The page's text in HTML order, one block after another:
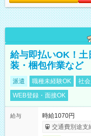
給与即払いOK！
装・梱包作業など
派遣 職種未経験OK 社
WEB登録・面接OK
給与
時給1070円
交通費別途支